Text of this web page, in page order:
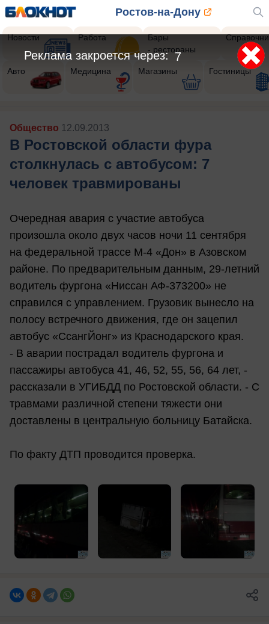
Ростов-на-Дону
Новости Работа
Бары
- рестораны
Авто Медицина Магазины Гостиницы
Общество 12.09.2013
В Ростовской области фура
столкнулась с автобусом: 7
человек травмированы
Очередная авария с участие автобуса
произошла около двух часов ночи 11 сентября
на федеральной трассе М-4 «Дон» в Азовском
районе. По предварительным данным, 29-летний
водитель фургона «Ниссан АФ-373200» не
справился с управлением. Грузовик вынесло на
полосу встречного движения, где он зацепил
автобус «СсангЙонг» из Краснодарского края.
- В аварии пострадал водитель фургона и
пассажиры автобуса 41, 46, 52, 55, 56, 64 лет, -
рассказали в УГИБДД по Ростовской области. - С
травмами различной степени тяжести они
доставлены в центральную больницу Батайска.
По факту ДТП проводится проверка.
4
Реклама закроется через: